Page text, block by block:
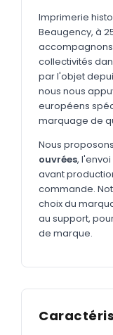
Tee-shirts
Polos Nouveau
Sweatshirts
GOODIES
Bureau &
Sacs &
Verres &
Technologie
Vêtements
Outils & porte-
Cuisine
Imprimerie
Beaugency, à
collectivités
par l'objet
nous nous
européens
marquage de
Nous
ouvrées,
avant
commande.
choix du
au support,
de marque.